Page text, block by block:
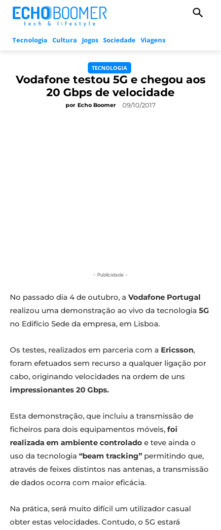
Tecnologia Cultura Jogos Sociedade Viagens
TECNOLOGIA
Vodafone testou 5G e chegou aos
20 Gbps de velocidade
por Echo Boomer 09/10/2017
- Publicidade -
No passado dia 4 de outubro, a Vodafone Portugal
realizou uma demonstração ao vivo da tecnologia 5G
no Edifício Sede da empresa, em Lisboa.
Os testes, realizados em parceria com a Ericsson,
foram efetuados sem recurso a qualquer ligação por
cabo, originando velocidades na ordem de uns
impressionantes 20 Gbps.
Esta demonstração, que incluiu a transmissão de
ficheiros para dois equipamentos móveis, foi
realizada em ambiente controlado e teve ainda o
uso da tecnologia “beam tracking” permitindo que,
através de feixes distintos nas antenas, a transmissão
de dados ocorra com maior eficácia.
Na prática, será muito difícil um utilizador casual
obter estas velocidades. Contudo, o 5G estará